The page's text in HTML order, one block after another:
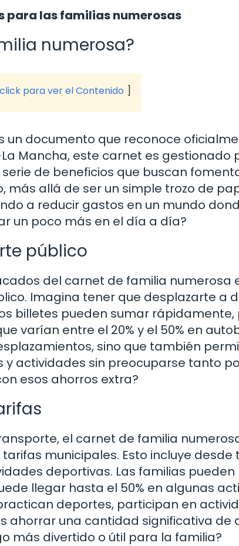
para las familias numerosas
numerosa?
click para ver el Contenido
un documento que reconoce
Mancha, este carnet es gestionado
de beneficios que buscan
más allá de ser un simple trozo de
a reducir gastos en un mundo
un poco más en el día a día?
público
del carnet de familia numerosa
Imagina tener que desplazarte a
billetes pueden sumar
varían entre el 20% y el 50% en
sino que también
actividades sin preocuparse tanto
esos ahorros extra?
el carnet de familia
municipales. Esto incluye desde
deportivas. Las familias pueden
llegar hasta el 50% en algunas
deportes, participan en
una cantidad significativa de
más divertido o útil para la familia?